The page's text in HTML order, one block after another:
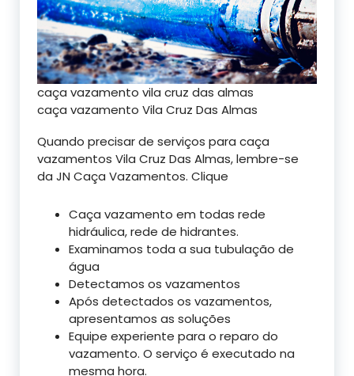
caça vazamento vila cruz das almas
caça vazamento Vila Cruz Das Almas
Quando precisar de serviços para caça
vazamentos Vila Cruz Das Almas, lembre-se
da JN Caça Vazamentos. Clique
Caça vazamento em todas rede
hidráulica, rede de hidrantes.
Examinamos toda a sua tubulação de
água
Detectamos os vazamentos
Após detectados os vazamentos,
apresentamos as soluções
Equipe experiente para o reparo do
vazamento. O serviço é executado na
mesma hora.